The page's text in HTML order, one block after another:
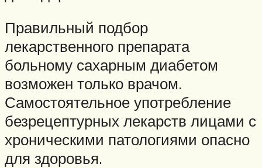
Правильный подбор
лекарственного препарата
больному сахарным диабетом
возможен только врачом.
Самостоятельное употребление
безрецептурных лекарств лицами с
хроническими патологиями опасно
для здоровья.